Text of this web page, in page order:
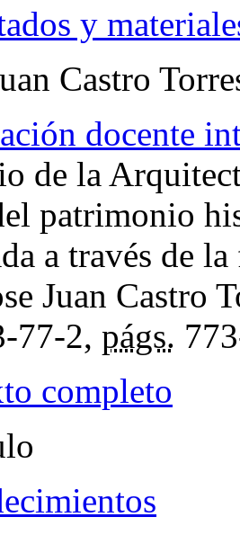
y
Castro
docente
de la
patrimonio
a través de
Juan Castro
77-2, págs.
completo